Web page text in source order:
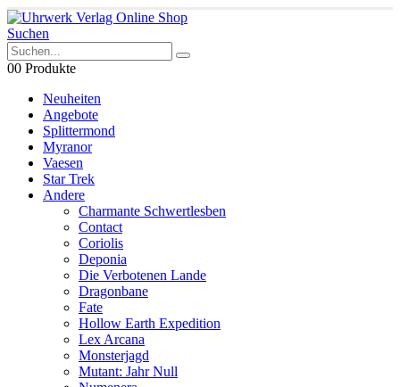
Suchen
00 Produkte
Neuheiten
Angebote
Splittermond
Myranor
Vaesen
Star Trek
Andere
Charmante Schwertlesben
Contact
Coriolis
Deponia
Die Verbotenen Lande
Dragonbane
Fate
Hollow Earth Expedition
Lex Arcana
Monsterjagd
Mutant: Jahr Null